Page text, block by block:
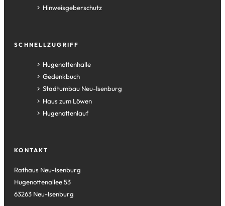
Hinweisgeberschutz
SCHNELLZUGRIFF
Hugenottenhalle
(Öffnet
in
einem
neuen
Tab)
Gedenkbuch
(Öffnet
in
einem
neuen
Stadtumbau Neu-Isenburg
(Öffnet
in
einem
Haus zum Löwen
(Öffnet
in
Tab)
Hugenottenlauf
(Öffnet
neuen
KONTAKT
Rathaus Neu-Isenburg
Hugenottenallee 53
63263 Neu-Isenburg